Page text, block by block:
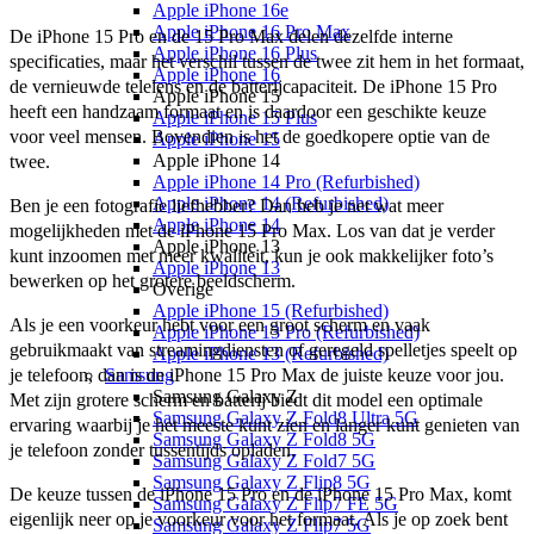
Apple iPhone 16e
Apple iPhone 16 Pro Max
Apple iPhone 16 Plus
Apple iPhone 16
Apple iPhone 15
Apple iPhone 15 Plus
Apple iPhone 15
Apple iPhone 14
Apple iPhone 14 Pro (Refurbished)
Apple iPhone 14 (Refurbished)
Apple iPhone 14
Apple iPhone 13
Apple iPhone 13
Overige
Apple iPhone 15 (Refurbished)
Apple iPhone 13 Pro (Refurbished)
Apple iPhone 13 (Refurbished)
Samsung
Samsung Galaxy Z
Samsung Galaxy Z Fold8 Ultra 5G
Samsung Galaxy Z Fold8 5G
Samsung Galaxy Z Fold7 5G
Samsung Galaxy Z Flip8 5G
Samsung Galaxy Z Flip7 FE 5G
Samsung Galaxy Z Flip7 5G
De iPhone 15 Pro en de 15 Pro Max delen dezelfde interne
specificaties, maar het verschil tussen de twee zit hem in het formaat,
de vernieuwde telelens en de batterijcapaciteit. De iPhone 15 Pro
heeft een handzaam formaat en is daardoor een geschikte keuze
voor veel mensen. Bovendien is het de goedkopere optie van de
twee.
Ben je een fotografie liefhebber? Dan heb je net wat meer
mogelijkheden met de iPhone 15 Pro Max. Los van dat je verder
kunt inzoomen met meer kwaliteit, kun je ook makkelijker foto’s
bewerken op het grotere beeldscherm.
Als je een voorkeur hebt voor een groot scherm en vaak
gebruikmaakt van streamingdiensten of geregeld spelletjes speelt op
je telefoon, dan is de iPhone 15 Pro Max de juiste keuze voor jou.
Met zijn grotere scherm en batterij biedt dit model een optimale
ervaring waarbij je het meeste kunt zien en langer kunt genieten van
je telefoon zonder tussentijds opladen.
De keuze tussen de iPhone 15 Pro en de iPhone 15 Pro Max, komt
eigenlijk neer op je voorkeur voor het formaat. Als je op zoek bent